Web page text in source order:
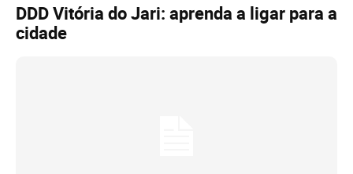
DDD Vitória do Jari: aprenda a ligar para a
cidade